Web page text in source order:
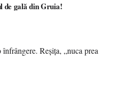
de gală din Gruia!